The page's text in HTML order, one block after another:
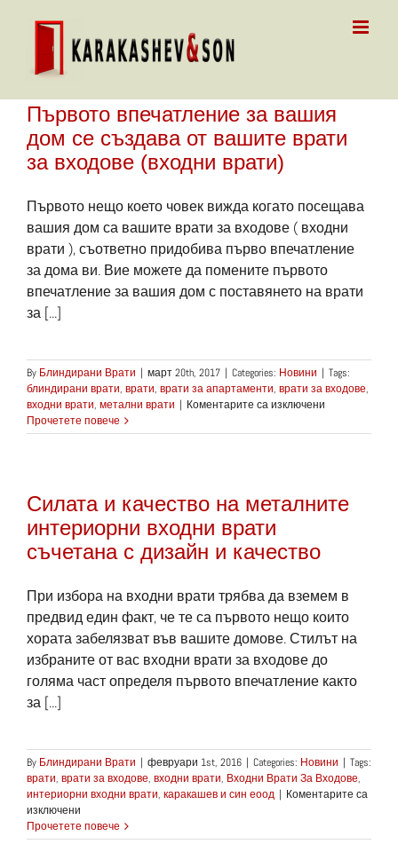
Първото впечатление за вашия
дом се създава от вашите врати
за входове (входни врати)
Първото нещо което човек вижда когато посещава
вашия дом са вашите врати за входове ( входни
врати ), съответно придобива първо впечатление
за дома ви. Вие можете да помените първото
впечатление за вашия дом с поставянето на врати
за [...]
By Блиндирани Врати | март 20th, 2017 | Categories: Новини | Tags:
блиндирани врати, врати, врати за апартаменти, врати за входове,
входни врати, метални врати | Коментарите са изключени
впечатление
се
създава
входове
(входни
Прочетете повече
Силата и качество на металните
интериорни входни врати
съчетана с дизайн и качество
При избора на входни врати трябва да вземем в
предвид един факт, че те са първото нещо които
хората забелязват във вашите домове. Стилът на
избраните от вас входни врати за входове до
голяма част определя първото впечатление както
за [...]
By Блиндирани Врати | февруари 1st, 2016 | Categories: Новини | Tags:
врати, врати за входове, входни врати, Входни Врати За Входове,
интериорни входни врати, каракашев и син еоод | Коментарите са
изключени
Силата
и
Прочетете повече